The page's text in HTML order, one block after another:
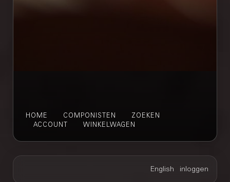
HOME COMPONISTEN
ZOEKEN
ACCOUNT
WINKELWAGEN